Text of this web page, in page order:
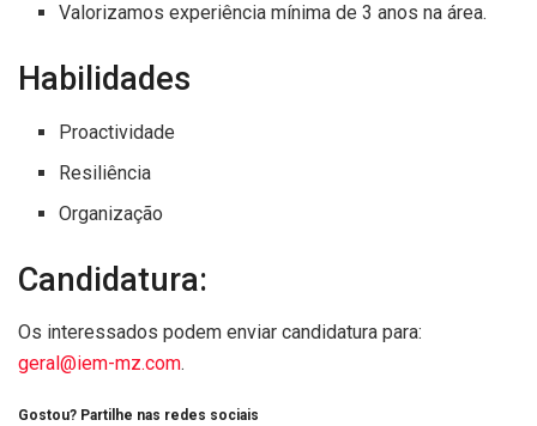
Valorizamos experiência mínima de 3 anos na área.
Habilidades
Proactividade
Resiliência
Organização
Candidatura:
Os interessados podem enviar candidatura para:
geral@iem-mz.com.
Gostou? Partilhe nas redes sociais